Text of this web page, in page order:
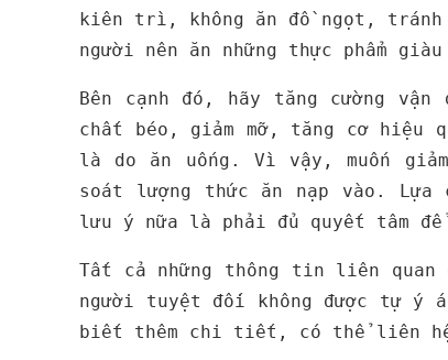
kiên trì, không ăn đồ ngọt, tránh
người nên ăn những thực phẩm
Bên cạnh đó, hãy tăng cường
chất béo, giảm mỡ, tăng cơ hiệu
là do ăn uống. Vì vậy, muốn
soát lượng thức ăn nạp vào.
lưu ý nữa là phải đủ quyết tâm
Tất cả những thông tin liên quan
người tuyệt đối không được tự ý
biết thêm chi tiết, có thể liên hệ